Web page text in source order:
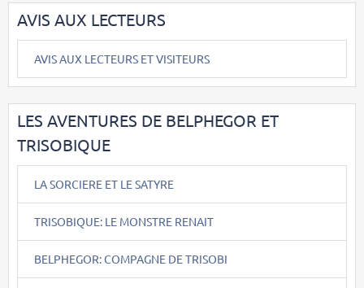
AVIS AUX LECTEURS
AVIS AUX LECTEURS ET VISITEURS
LES AVENTURES DE BELPHEGOR ET
TRISOBIQUE
LA SORCIERE ET LE SATYRE
TRISOBIQUE: LE MONSTRE RENAIT
BELPHEGOR: COMPAGNE DE TRISOBI